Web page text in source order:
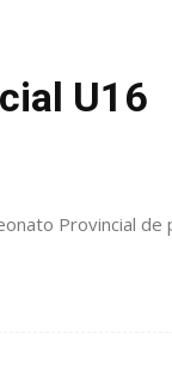
U16
Provincial de